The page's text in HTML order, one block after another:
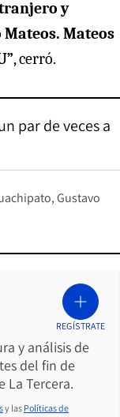
y
Mateos
, cerró.
par de veces a
Gustavo
y análisis de
del fin de
La Tercera.
REGÍSTRATE
y las Políticas de